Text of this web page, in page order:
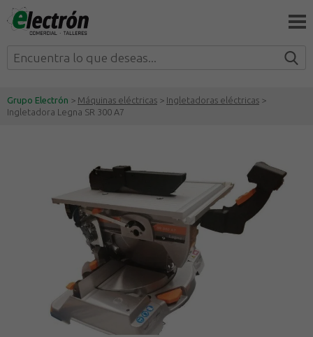
Grupo Electrón > Máquinas eléctricas > Ingletadoras eléctricas >
Ingletadora Legna SR 300 A7